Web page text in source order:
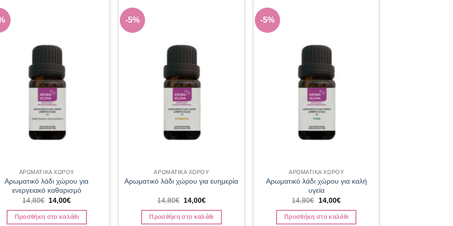
ΑΡΩΜΑΤΙΚΑ ΧΩΡΟΥ
Αρωματικό λάδι χώρου για
ενεργειακό καθαρισμό
14,80€ Original
was:
14,80€.
14,00€Η
τιμή
είναι:
Προσθήκη στο καλάθι
-5%
ΑΡΩΜΑΤΙΚΑ ΧΩΡΟΥ
Αρωματικό λάδι χώρου για ευημερία
14,80€ Original
was:
14,80€.
14,00€Η
τιμή
είναι:
Προσθήκη στο καλάθι
-5%
ΑΡΩΜΑΤΙΚΑ ΧΩΡΟΥ
Αρωματικό λάδι χώρου για καλή
υγεία
14,80€ Original
was:
14,80€.
14,00€Η
τιμή
είναι:
Προσθήκη στο καλάθι